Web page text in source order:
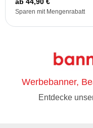
Sparen mit Mengenrabatt
Werbebanner,
Entdecke